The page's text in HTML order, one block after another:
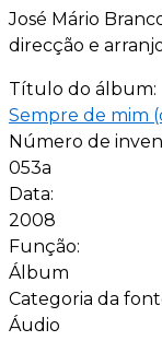
José Mário
direcção e
Título do álbum:
Sempre de mim
Número de
053a
Data:
2008
Função:
Álbum
Categoria da
Áudio